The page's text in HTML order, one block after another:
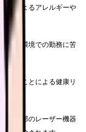
品によるアレルギーや
れる環境での勤務に苦
扱うことによる健康リ
た一部のレーザー機器